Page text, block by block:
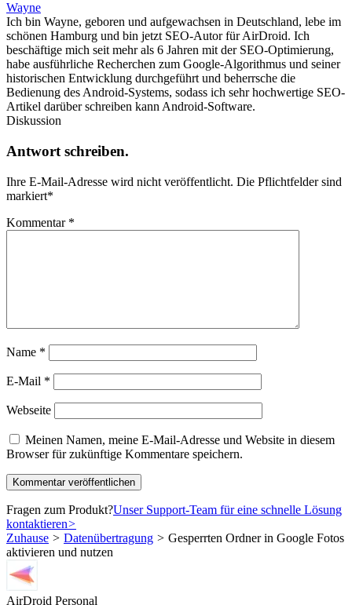
Wayne
Ich bin Wayne, geboren und aufgewachsen in Deutschland, lebe im
schönen Hamburg und bin jetzt SEO-Autor für AirDroid. Ich
beschäftige mich seit mehr als 6 Jahren mit der SEO-Optimierung,
habe ausführliche Recherchen zum Google-Algorithmus und seiner
historischen Entwicklung durchgeführt und beherrsche die
Bedienung des Android-Systems, sodass ich sehr hochwertige SEO-
Artikel darüber schreiben kann Android-Software.
Diskussion
Antwort schreiben.
Ihre E-Mail-Adresse wird nicht veröffentlicht. Die Pflichtfelder sind
markiert*
Kommentar *
Name *
E-Mail *
Webseite
Meinen Namen, meine E-Mail-Adresse und Website in diesem
Browser für zukünftige Kommentare speichern.
Fragen zum Produkt?Unser Support-Team für eine schnelle Lösung
kontaktieren>
Zuhause > Datenübertragung > Gesperrten Ordner in Google Fotos
aktivieren und nutzen
AirDroid Personal